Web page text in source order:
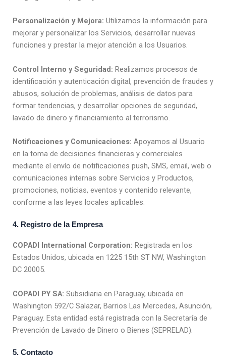
Personalización y Mejora: Utilizamos la información para
mejorar y personalizar los Servicios, desarrollar nuevas
funciones y prestar la mejor atención a los Usuarios.
Control Interno y Seguridad: Realizamos procesos de
identificación y autenticación digital, prevención de fraudes y
abusos, solución de problemas, análisis de datos para
formar tendencias, y desarrollar opciones de seguridad,
lavado de dinero y financiamiento al terrorismo.
Notificaciones y Comunicaciones: Apoyamos al Usuario
en la toma de decisiones financieras y comerciales
mediante el envío de notificaciones push, SMS, email, web o
comunicaciones internas sobre Servicios y Productos,
promociones, noticias, eventos y contenido relevante,
conforme a las leyes locales aplicables.
4. Registro de la Empresa
COPADI International Corporation: Registrada en los
Estados Unidos, ubicada en 1225 15th ST NW, Washington
DC 20005.
COPADI PY SA: Subsidiaria en Paraguay, ubicada en
Washington 592/C Salazar, Barrios Las Mercedes, Asunción,
Paraguay. Esta entidad está registrada con la Secretaría de
Prevención de Lavado de Dinero o Bienes (SEPRELAD).
5. Contacto